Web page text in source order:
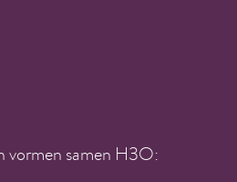
vormen samen H3O: